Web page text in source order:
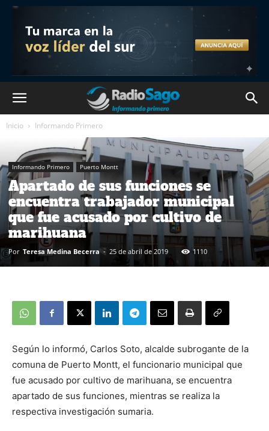
Inicio Informando Primero
Informando Primero Puerto Montt
Apartado de sus funciones se
encuentra trabajador municipal
que fue acusado por cultivo de
marihuana
Por Teresa Medina Becerra - 25 de abril de 2019 1110
Según lo informó, Carlos Soto, alcalde subrogante de la
comuna de Puerto Montt, el funcionario municipal que
fue acusado por cultivo de marihuana, se encuentra
apartado de sus funciones, mientras se realiza la
respectiva investigación sumaria.